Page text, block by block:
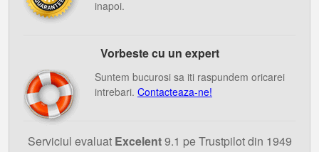
inapoi.
Vorbeste cu un expert
Suntem bucurosi sa iti raspundem oricarei
intrebari. Contacteaza-ne!
Serviciul evaluat Excelent9.1 pe Trustpilot din 1949